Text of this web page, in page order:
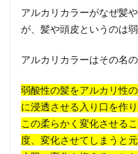
アルカリカラーがなぜ髪
が、髪や頭皮というのは
アルカリカラーはその名
弱酸性の髪をアルカリ性
に浸透させる入り口を作り
この柔らかく変化させる
度、変化させてしまうと